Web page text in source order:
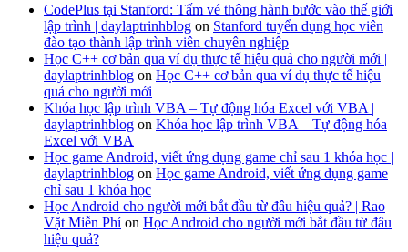
CodePlus tại Stanford: Tấm vé thông hành bước vào thế giới
lập trình | daylaptrinhblog on Stanford tuyển dụng học viên
đào tạo thành lập trình viên chuyên nghiệp
Học C++ cơ bản qua ví dụ thực tế hiệu quả cho người mới |
daylaptrinhblog on Học C++ cơ bản qua ví dụ thực tế hiệu
quả cho người mới
Khóa học lập trình VBA – Tự động hóa Excel với VBA |
daylaptrinhblog on Khóa học lập trình VBA – Tự động hóa
Excel với VBA
Học game Android, viết ứng dụng game chỉ sau 1 khóa học |
daylaptrinhblog on Học game Android, viết ứng dụng game
chỉ sau 1 khóa học
Học Android cho người mới bắt đầu từ đâu hiệu quả? | Rao
Vặt Miễn Phíon Học Android cho người mới bắt đầu từ đâu
hiệu quả?